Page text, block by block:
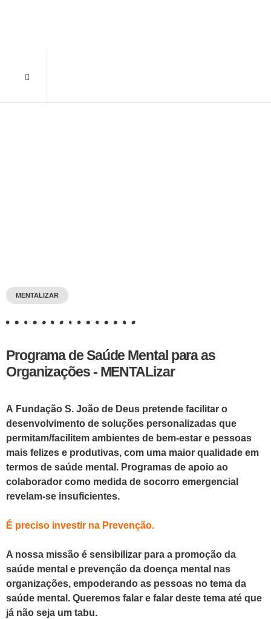
MENTALIZAR
Programa de Saúde Mental para as
Organizações - MENTALizar
A Fundação S. João de Deus pretende facilitar o
desenvolvimento de soluções personalizadas que
permitam/facilitem ambientes de bem-estar e pessoas
mais felizes e produtivas, com uma maior qualidade em
termos de saúde mental. Programas de apoio ao
colaborador como medida de socorro emergencial
revelam-se insuficientes.
É preciso investir na Prevenção.
A nossa missão é sensibilizar para a promoção da
saúde mental e prevenção da doença mental nas
organizações, empoderando as pessoas no tema da
saúde mental. Queremos falar e falar deste tema até que
já não seja um tabu.